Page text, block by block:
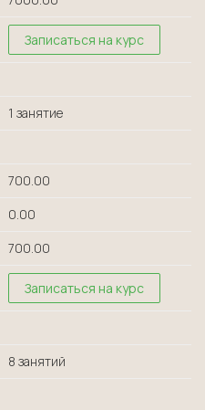
Записаться на курс
1 занятие
700.00
0.00
700.00
Записаться на курс
8 занятий